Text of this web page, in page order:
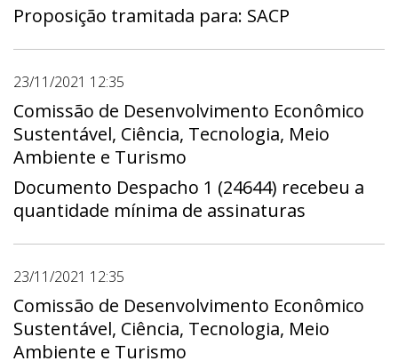
Proposição tramitada para: SACP
23/11/2021 12:35
Comissão de Desenvolvimento Econômico
Sustentável, Ciência, Tecnologia, Meio
Ambiente e Turismo
Documento Despacho 1 (24644) recebeu a
quantidade mínima de assinaturas
23/11/2021 12:35
Comissão de Desenvolvimento Econômico
Sustentável, Ciência, Tecnologia, Meio
Ambiente e Turismo